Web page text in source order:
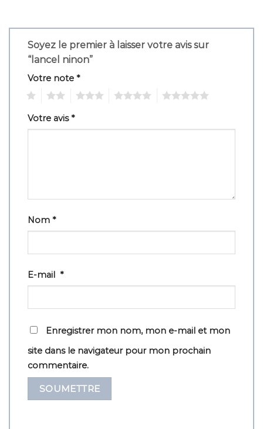
Soyez le premier à laisser votre avis sur
“lancel ninon”
Votre note *
Votre avis*
Nom *
E-mail *
Enregistrer mon nom, mon e-mail et mon
site dans le navigateur pour mon prochain
commentaire.